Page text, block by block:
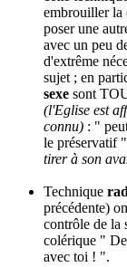
embrouiller la
poser une
avec un peu
d'extrême
sujet ; en
sexe sont
(l'Eglise est
connu) : "
le préservatif "
tirer à son
Technique
précédente)
contrôle de la
colérique "
avec toi ! ".